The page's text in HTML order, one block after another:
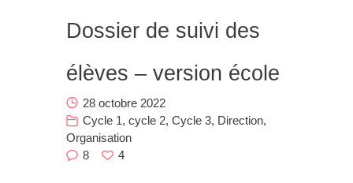
La communauté
Contact
Dossier de suivi des
élèves – version école
28 octobre 2022
Cycle 1, cycle 2, Cycle 3, Direction,
Organisation
8
4